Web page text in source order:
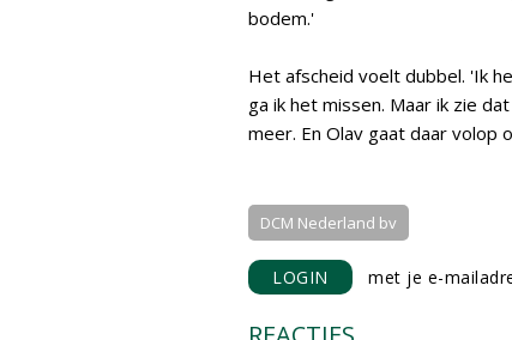
bodem.'
Het afscheid voelt dubbel. 'Ik
ga ik het missen. Maar ik zie
meer. En Olav gaat daar volop
DCM Nederland bv
LOGIN met je e-